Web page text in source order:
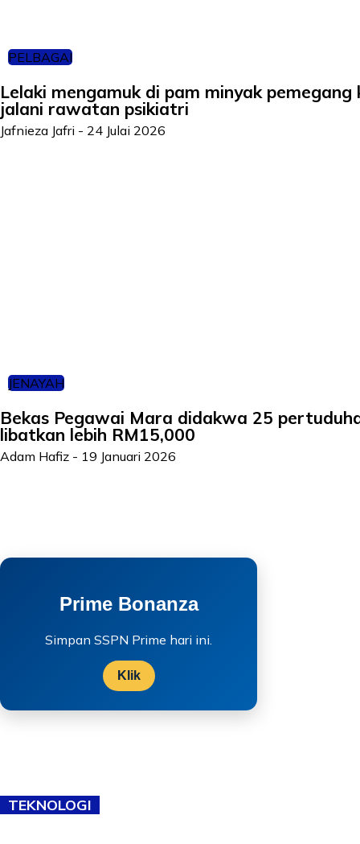
PELBAGAI
Lelaki mengamuk di pam minyak pemegang
jalani rawatan psikiatri
Jafnieza Jafri - 24 Julai 2026
JENAYAH
Bekas Pegawai Mara didakwa 25
libatkan lebih RM15,000
Adam Hafiz - 19 Januari 2026
Prime Bonanza
Simpan SSPN Prime hari ini.
Klik
TEKNOLOGI